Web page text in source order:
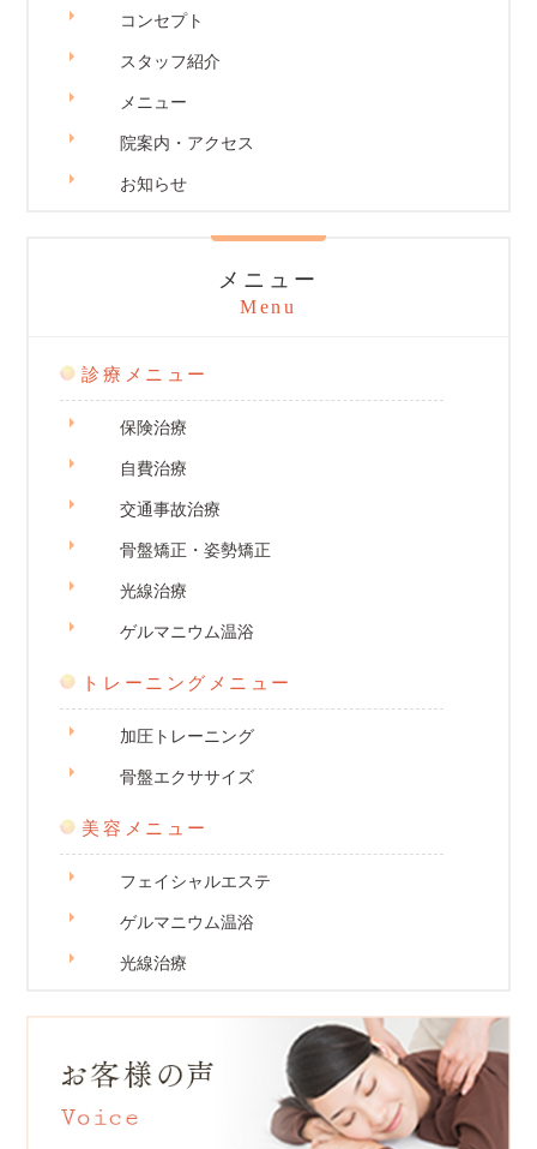
コンセプト
スタッフ紹介
メニュー
院案内・アクセス
お知らせ
メニュー
Menu
診療メニュー
保険治療
自費治療
交通事故治療
骨盤矯正・姿勢矯正
光線治療
ゲルマニウム温浴
トレーニングメニュー
加圧トレーニング
骨盤エクササイズ
美容メニュー
フェイシャルエステ
ゲルマニウム温浴
光線治療